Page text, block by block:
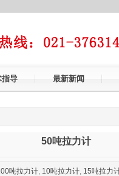
指导 最新新闻
50吨拉力计
吨拉力计, 10吨拉力计, 15吨拉力